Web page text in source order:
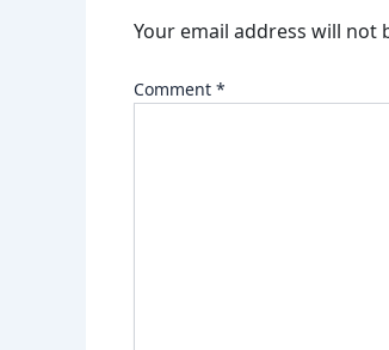
Your email address will not
Comment *